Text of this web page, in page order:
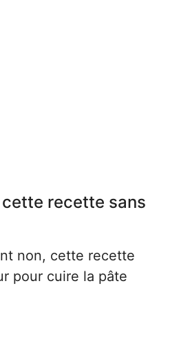
recette sans
non, cette recette
pour cuire la pâte